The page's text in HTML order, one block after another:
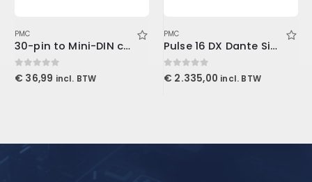
PMC
30-pin to Mini-DIN cable
0out of 5
€ 36,99 incl. BTW
PMC
Pulse 16 DX Dante Singlemode
0out of 5
€ 2.335,00 incl. BTW